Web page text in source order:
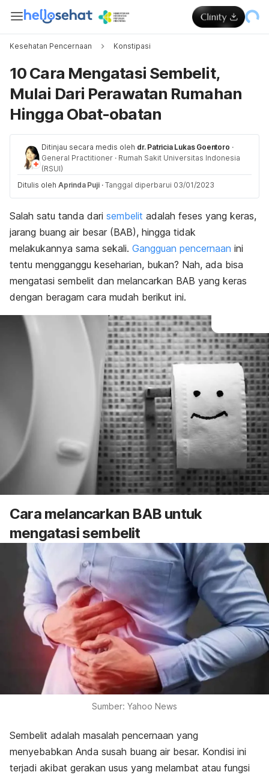
Kesehatan Pencernaan Konstipasi
10 Cara Mengatasi Sembelit,
Mulai Dari Perawatan Rumahan
Hingga Obat-obatan
Ditinjau secara medis oleh dr. Patricia Lukas Goentoro ·
General Practitioner · Rumah Sakit Universitas Indonesia
(RSUI)
Ditulis oleh Aprinda Puji · Tanggal diperbarui 03/01/2023
Salah satu tanda dari sembelit adalah feses yang keras,
jarang buang air besar (BAB), hingga tidak
melakukannya sama sekali. Gangguan pencernaan ini
tentu mengganggu keseharian, bukan? Nah, ada bisa
mengatasi sembelit dan melancarkan BAB yang keras
dengan beragam cara mudah berikut ini.
Cara melancarkan BAB untuk
mengatasi sembelit
Sumber: Yahoo News
Sembelit adalah masalah pencernaan yang
menyebabkan Anda susah buang air besar. Kondisi ini
terjadi akibat gerakan usus yang melambat atau fungsi